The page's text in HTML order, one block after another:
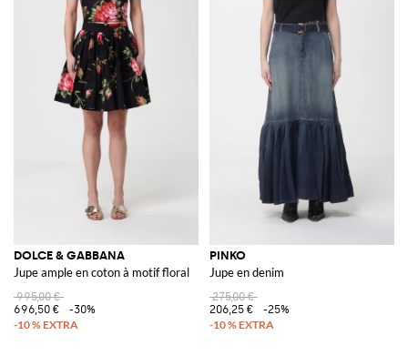
DOLCE & GABBANA
Jupe ample en coton à motif floral
995,00 €
696,50 €
-30%
PINKO
Jupe en denim
275,00 €
206,25 €
-25%